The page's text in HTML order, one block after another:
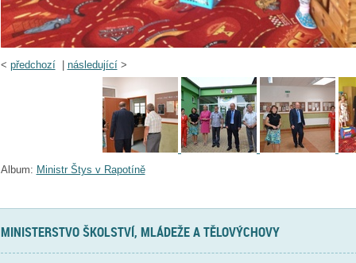
< předchozí| následující>
Album: Ministr Štys v Rapotíně
MINISTERSTVO ŠKOLSTVÍ, MLÁDEŽE A TĚLOVÝCHOVY